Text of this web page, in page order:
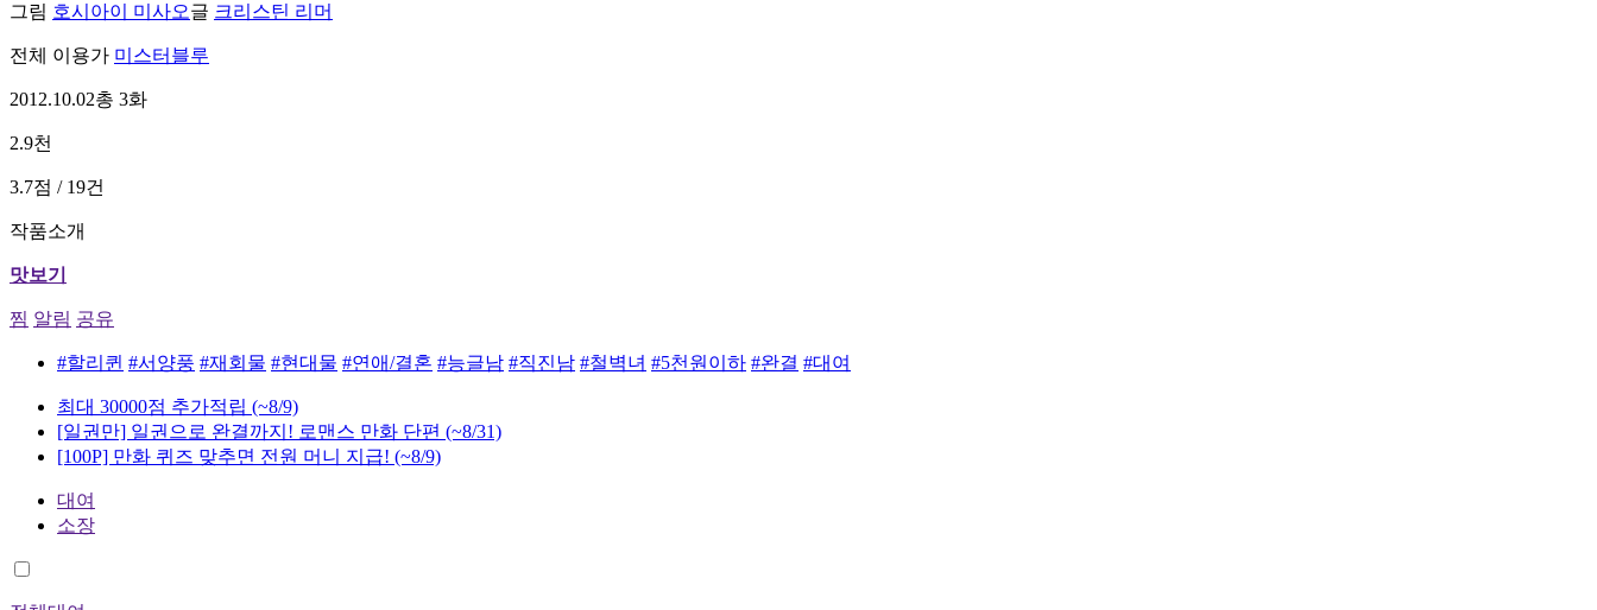
그림 호시아이 미사오글 크리스틴 리머
전체 이용가 미스터블루
2012.10.02총 3화
2.9천
3.7점 / 19건
작품소개
맛보기
찜 알림 공유
#할리퀸 #서양풍 #재회물 #현대물 #연애/결혼 #능글남 #직진남 #철벽녀 #5천원이하 #완결 #대여
최대 30000점 추가적립 (~8/9)
[일권만] 일권으로 완결까지! 로맨스 만화 단편 (~8/31)
[100P] 만화 퀴즈 맞추면 전원 머니 지급! (~8/9)
대여
소장